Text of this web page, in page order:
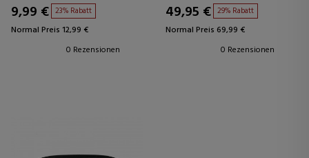
9,99 € 23% Rabatt
Normal Preis 12,99 €
0 Rezensionen
49,95 € 29% Rabatt
Normal Preis 69,99 €
0 Rezensionen